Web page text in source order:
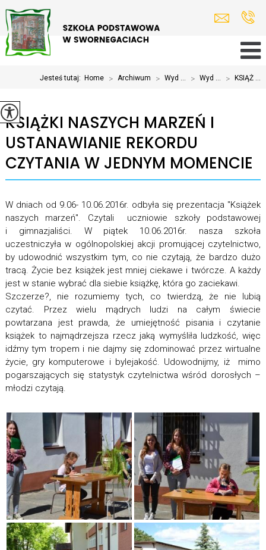
Jesteś tutaj: Home > Archiwum > Wyd ... > Wyd ... > KSIĄŻ ...
KSIĄŻKI NASZYCH MARZEŃ I
USTANAWIANIE REKORDU
CZYTANIA W JEDNYM MOMENCIE
W dniach od 9.06- 10.06.2016r. odbyła się prezentacja "Książek
naszych marzeń". Czytali uczniowie szkoły podstawowej
i gimnazjaliści. W piątek 10.06.2016r. nasza szkoła
uczestniczyła w ogólnopolskiej akcji promującej czytelnictwo,
by udowodnić wszystkim tym, co nie czytają, że bardzo dużo
tracą. Życie bez książek jest mniej ciekawe i twórcze. A każdy
jest w stanie wybrać dla siebie książkę, która go zaciekawi.
Szczerze?, nie rozumiemy tych, co twierdzą, że nie lubią
czytać. Przez wielu mądrych ludzi na całym świecie
powtarzana jest prawda, że umiejętność pisania i czytanie
książek to najmądrzejsza rzecz jaką wymyśliła ludzkość, więc
idźmy tym tropem i nie dajmy się zdominować przez wirtualne
życie, gry komputerowe i bylejakość. Udowodnijmy, iż mimo
pogarszających się statystyk czytelnictwa wśród dorosłych –
młodzi czytają.